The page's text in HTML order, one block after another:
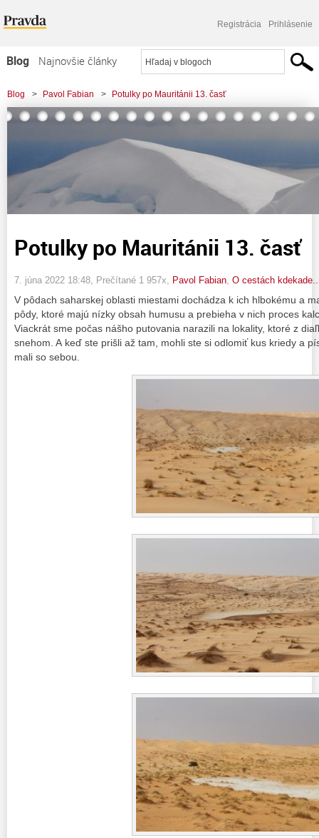
Registrácia Prihlásenie
Blog
Najnovšie články
Najčítanejšie články
Najkomentovanejšie články
Komerčné blogy
Blog > Pavol Fabian > Potulky po Mauritánii 13. časť
Potulky po Mauritánii 13. časť
7. júna 2022 18:48 , Prečítané 1 957x, Pavol Fabian O cestách
V pôdach saharskej oblasti miestami dochádza k ich hlbokému a
pôdy, ktoré majú nízky obsah humusu a prebieha v nich proces
Viackrát sme počas nášho putovania narazili na lokality, ktoré z
snehom. A keď ste prišli až tam, mohli ste si odlomiť kus kriedy a
mali so sebou.